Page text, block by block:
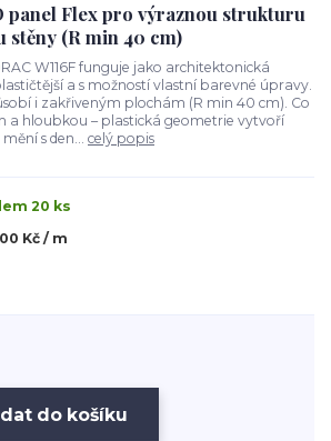
panel Flex pro výraznou strukturu
stěny (R min 40 cm)
W116F funguje jako architektonická
a s možností vlastní barevné úpravy.
i zakřiveným plochám (R min 40 cm). Co
a hloubkou – plastická geometrie vytvoří
s den... celý popis
20 ks
Kč / m
do košíku